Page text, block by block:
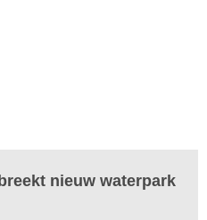
nieuw waterpark